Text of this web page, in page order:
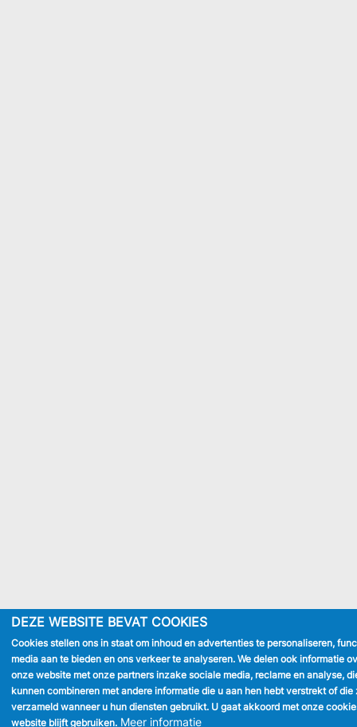
DEZE WEBSITE BEVAT COOKIES
Cookies stellen ons in staat om inhoud en advertenties te personaliseren,
media aan te bieden en ons verkeer te analyseren. We delen ook informatie
onze website met onze partners inzake sociale media, reclame en analyse,
kunnen combineren met andere informatie die u aan hen hebt verstrekt of die
verzameld wanneer u hun diensten gebruikt. U gaat akkoord met onze
website blijft gebruiken. Meer informatie